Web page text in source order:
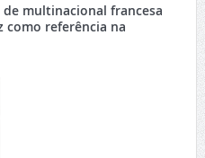
multinacional francesa
como referência na